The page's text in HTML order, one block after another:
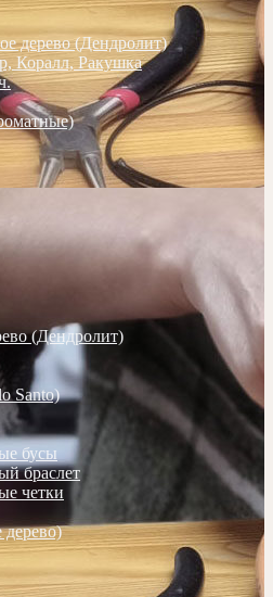
дерево (Дендролит)
Коралл, Ракушка
(Дендролит)
Santo)
бусы
браслет
четки